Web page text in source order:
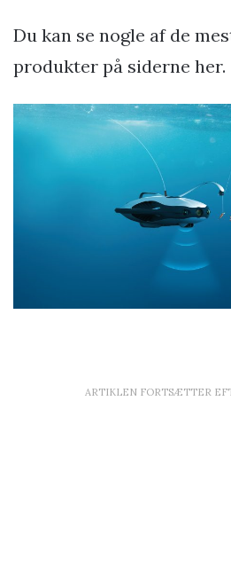
Du kan se nogle af de
produkter på siderne her.
ARTIKLEN FORTSÆTTER